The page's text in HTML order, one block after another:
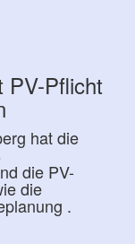
PV-Pflicht
hat die
die PV-
die
.